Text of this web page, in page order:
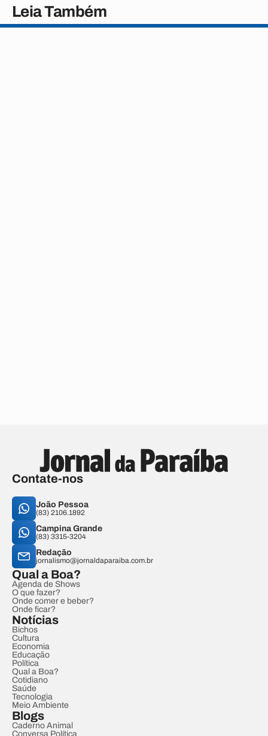
Leia Também
Contate-nos
João Pessoa
(83) 2106.1892
Campina Grande
(83) 3315-3204
Redação
jornalismo@jornaldaparaiba.com.br
Qual a Boa?
Agenda de Shows
O que fazer?
Onde comer e beber?
Onde ficar?
Notícias
Bichos
Cultura
Economia
Educação
Política
Qual a Boa?
Cotidiano
Saúde
Tecnologia
Meio Ambiente
Blogs
Caderno Animal
Conversa Política